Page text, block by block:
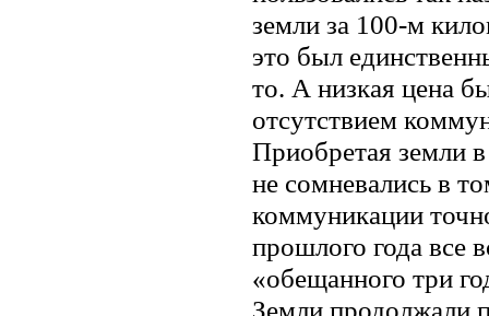
земли за 100-м
это был
то. А низкая цена
отсутствием
Приобретая земли
не сомневались в
коммуникации
прошлого года все
«обещанного три
Земли продолжали